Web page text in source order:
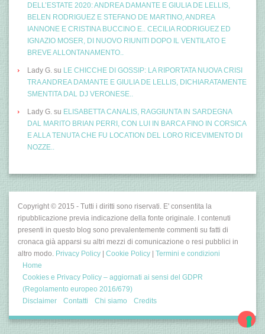
DELL’ESTATE 2020: ANDREA DAMANTE E GIULIA DE LELLIS,
BELEN RODRIGUEZ E STEFANO DE MARTINO, ANDREA
IANNONE E CRISTINA BUCCINO E.. CECILIA RODRIGUEZ ED
IGNAZIO MOSER, DI NUOVO RIUNITI DOPO IL VENTILATO E
BREVE ALLONTANAMENTO..
Lady G. su LE CHICCHE DI GOSSIP: LA RIPORTATA NUOVA CRISI
TRA ANDREA DAMANTE E GIULIA DE LELLIS, DICHIARATAMENTE
SMENTITA DAL DJ VERONESE..
Lady G. su ELISABETTA CANALIS, RAGGIUNTA IN SARDEGNA
DAL MARITO BRIAN PERRI, CON LUI IN BARCA FINO IN CORSICA
E ALLA TENUTA CHE FU LOCATION DEL LORO RICEVIMENTO DI
NOZZE..
Copyright © 2015 - Tutti i diritti sono riservati. E' consentita la
ripubblicazione previa indicazione della fonte originale. I contenuti
presenti in questo blog sono prevalentemente commenti su fatti di
cronaca già apparsi su altri mezzi di comunicazione o resi pubblici in
altro modo. Privacy Policy Cookie Policy
Termini e condizioni
Home
Cookies e Privacy Policy – aggiornati ai sensi del GDPR
(Regolamento europeo 2016/679)
Disclaimer
Contatti Chi siamo Credits